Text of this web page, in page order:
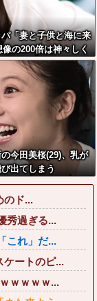
「妻と子供と海に来
の200倍は神々しく
今田美桜(29)、乳が
出てしまう
のド...
秀過ぎる...
これ」だ...
ケートのピ...
ｗｗｗｗ...